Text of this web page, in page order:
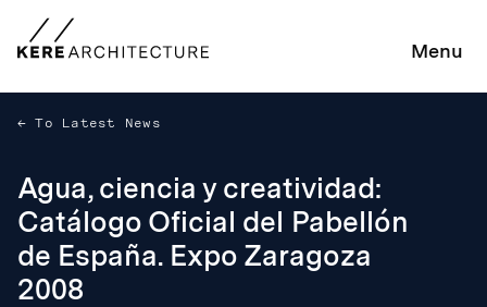
Menu
To Latest News
Agua, ciencia y creatividad:
Catálogo Oficial del Pabellón
de España. Expo Zaragoza
2008